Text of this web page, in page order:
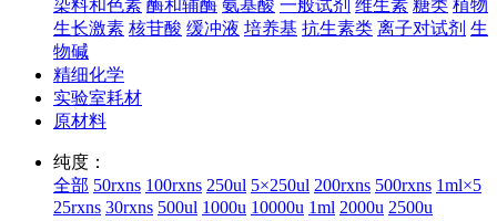
染料和色素 酶和辅酶 氨基酸 一般试剂 维生素 糖类 植物
生长激素 核苷酸 缓冲液 培养基 抗生素类 离子对试剂 生
物碱
精细化学
实验室耗材
原材料
纯度：
全部 50rxns 100rxns 250ul 5×250ul 200rxns 500rxns 1ml×5
25rxns 30rxns 500ul 1000u 10000u 1ml 2000u 2500u